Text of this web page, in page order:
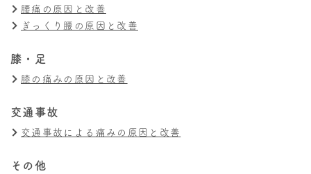
腰痛の原因と改善
ぎっくり腰の原因と改善
膝・足
膝の痛みの原因と改善
交通事故
交通事故による痛みの原因と改善
その他